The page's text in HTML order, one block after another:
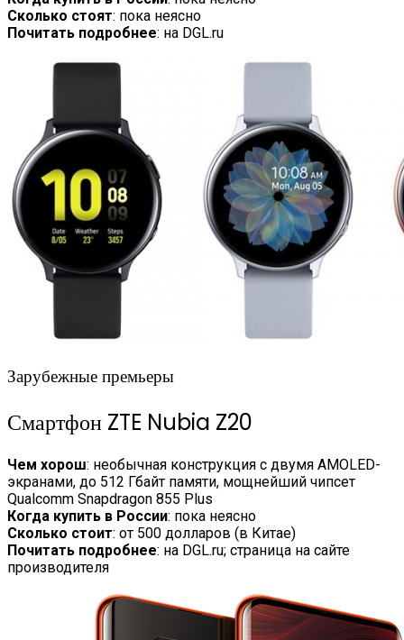
Сколько стоят: пока неясно
Почитать подробнее: на DGL.ru
Зарубежные премьеры
Смартфон ZTE Nubia Z20
Чем хорош: необычная конструкция с двумя AMOLED-
экранами, до 512 Гбайт памяти, мощнейший чипсет
Qualcomm Snapdragon 855 Plus
Когда купить в России: пока неясно
Сколько стоит: от 500 долларов (в Китае)
Почитать подробнее: на DGL.ru; страница на сайте
производителя